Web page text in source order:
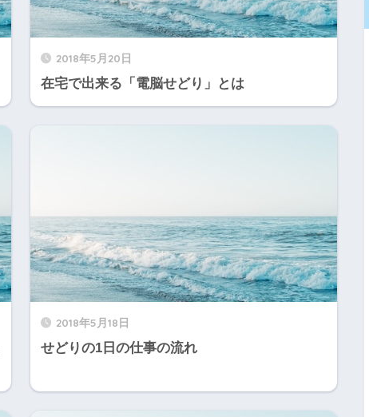
2018年5月20日
在宅で出来る「電脳せどり」とは
2018年5月18日
せどりの1日の仕事の流れ